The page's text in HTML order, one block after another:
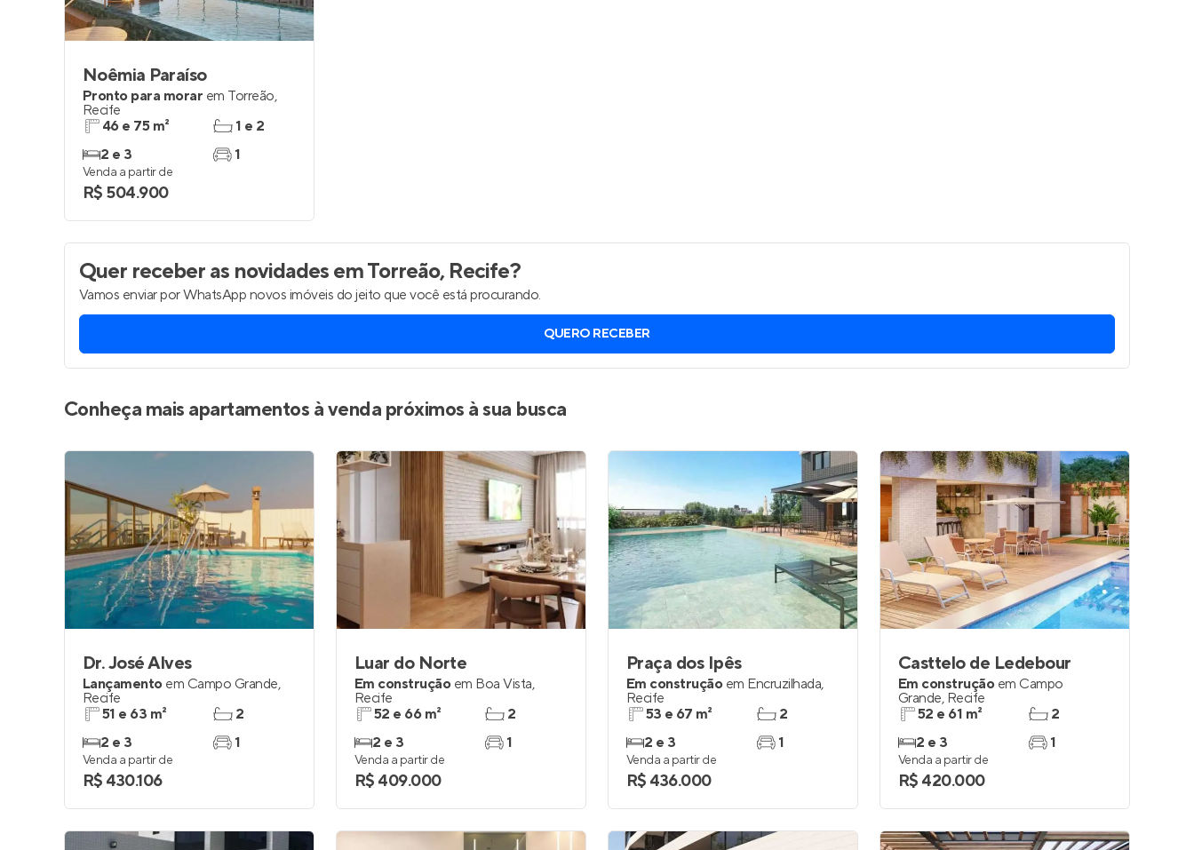
Noêmia Paraíso
Pronto para morar em Torreão,
Recife
46 e 75 m²
2 e 3
1 e 2
1
Venda a partir de
R$ 504.900
Quer receber as novidadesem Torreão, Recife?
Vamos enviar por WhatsApp novos imóveis do jeito que você está procurando.
QUERO RECEBER
Conheça mais apartamentos à venda próximos à sua busca
Dr. José Alves
Lançamento em Campo Grande,
Recife
51 e 63 m²
2 e 3
2
1
Venda a partir de
R$ 430.106
Luar do Norte
Em construção em Boa Vista,
Recife
52 e 66 m²
2 e 3
2
1
Venda a partir de
R$ 409.000
Praça dos Ipês
Em construção em Encruzilhada,
Recife
53 e 67 m²
2 e 3
2
1
Venda a partir de
R$ 436.000
Casttelo de Ledebour
Em construção em Campo
Grande, Recife
52 e 61 m²
2 e 3
2
1
Venda a partir de
R$ 420.000